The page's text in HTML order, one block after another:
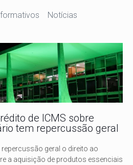
Notícias
de ICMS sobre
tem repercussão geral
geral o direito ao
a aquisição de produtos essenciais